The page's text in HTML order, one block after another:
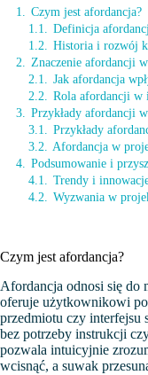
1. Czym jest afordancja?
1.1. Definicja
1.2. Historia i rozwój
2. Znaczenie afordancji
2.1. Jak afordancja
2.2. Rola afordancji w
3. Przykłady afordancji
3.1. Przykłady
3.2. Afordancja w
4. Podsumowanie i
4.1. Trendy i
4.2. Wyzwania w
Czym jest afordancja?
Afordancja odnosi się do
oferuje użytkownikowi
przedmiotu czy interfejsu
bez potrzeby instrukcji
pozwala intuicyjnie
wcisnąć, a suwak